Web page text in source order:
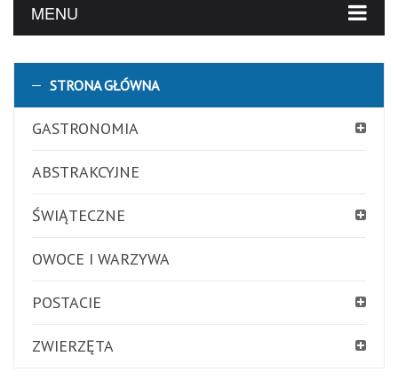
MENU
STRONA GŁÓWNA
GASTRONOMIA
ABSTRAKCYJNE
ŚWIĄTECZNE
OWOCE I WARZYWA
POSTACIE
ZWIERZĘTA